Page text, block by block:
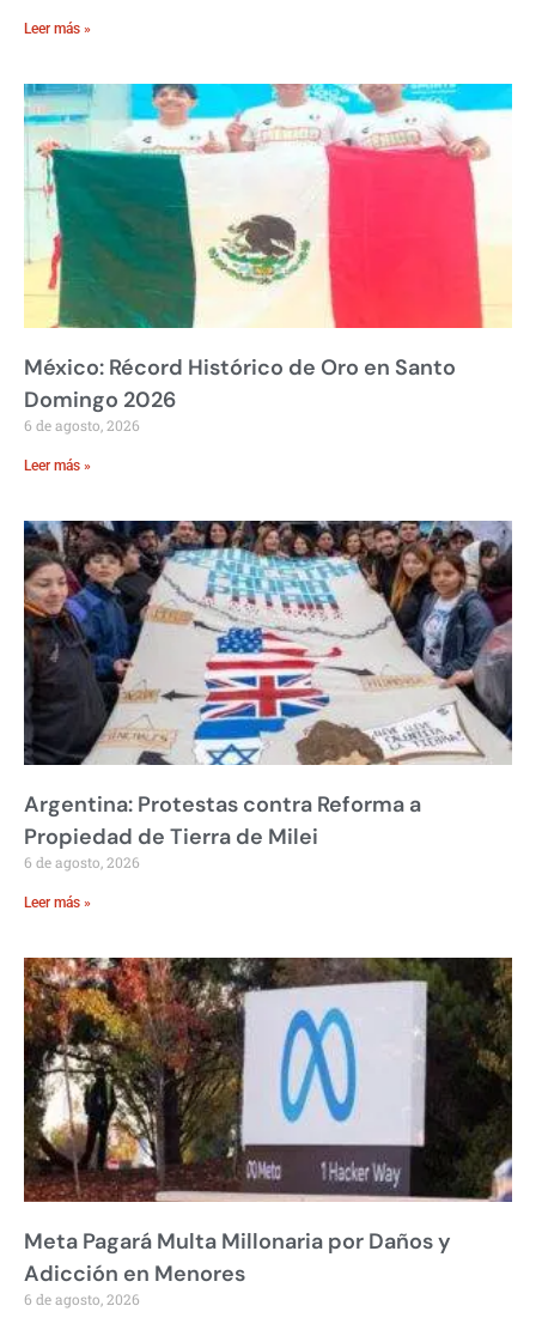
Leer más »
México: Récord Histórico de Oro en Santo
Domingo 2026
6 de agosto, 2026
Leer más »
Argentina: Protestas contra Reforma a
Propiedad de Tierra de Milei
6 de agosto, 2026
Leer más »
Meta Pagará Multa Millonaria por Daños y
Adicción en Menores
6 de agosto, 2026